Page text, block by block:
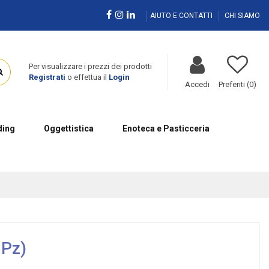
AIUTO E CONTATTI CHI SIAMO
Per visualizzare i prezzi dei prodotti
Registrati o effettua il Login
Accedi Preferiti (0)
Oggettistica Enoteca e Pasticceria